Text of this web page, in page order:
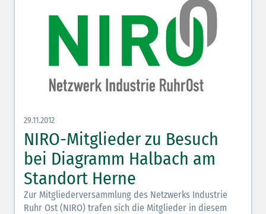
29.11.2012
NIRO-Mitglieder zu Besuch
bei Diagramm Halbach am
Standort Herne
Zur Mitgliederversammlung des Netzwerks Industrie
Ruhr Ost (NIRO) trafen sich die Mitglieder in diesem